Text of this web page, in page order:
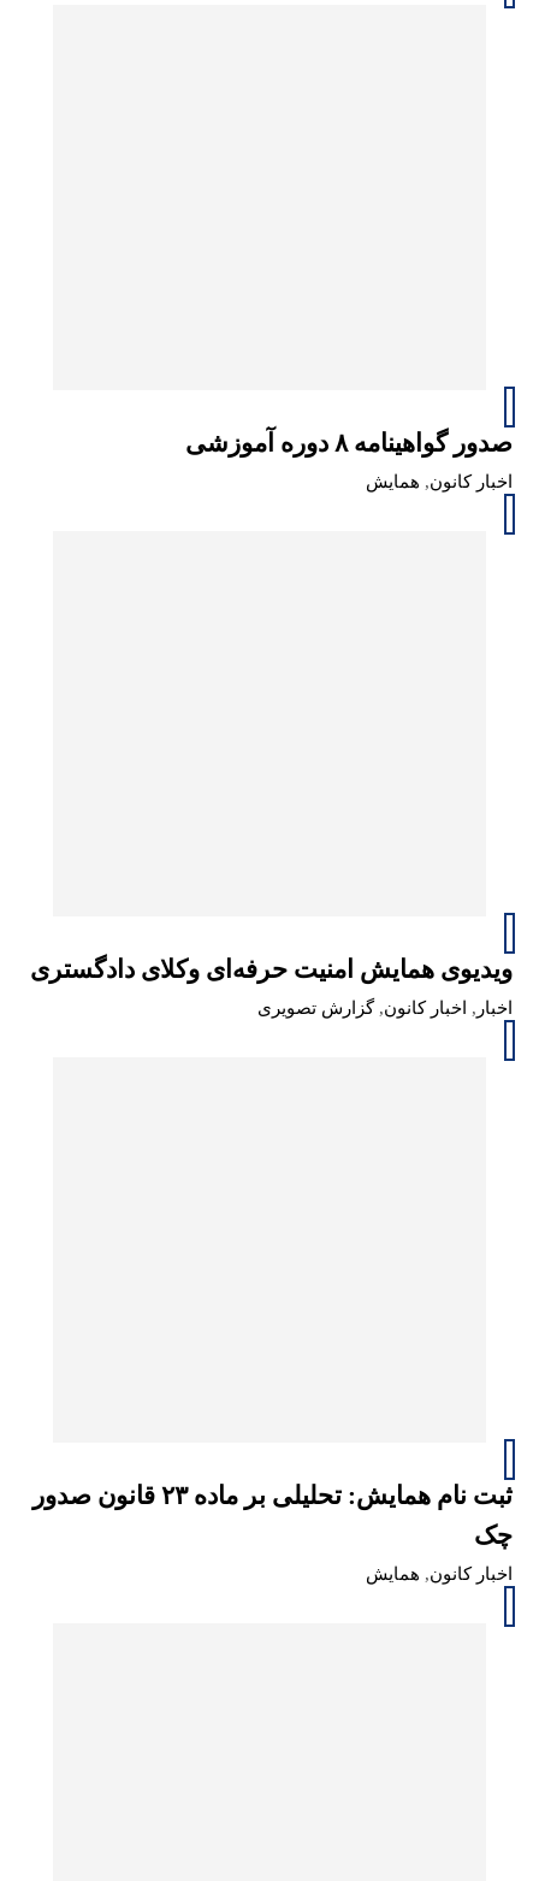
صدور گواهینامه‌ ۸ دوره آموزشی
اخبار کانون, همایش
ویدیوی همایش امنیت حرفه‌ای وکلای دادگستری
اخبار , اخبار کانون,گزارش تصویری
ثبت نام همایش: تحلیلی بر ماده ۲۳ قانون صدور
چک
اخبار کانون, همایش